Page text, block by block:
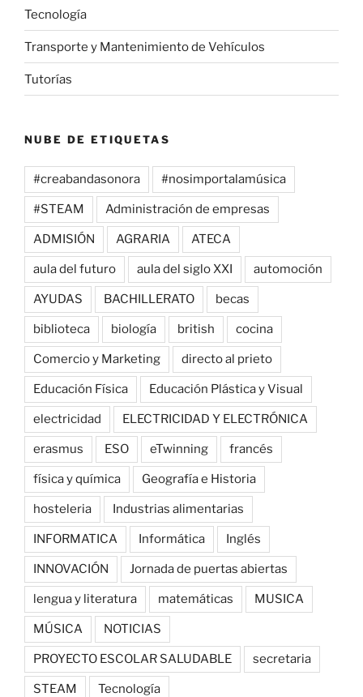
Tecnología
Transporte y Mantenimiento de Vehículos
Tutorías
NUBE DE ETIQUETAS
#creabandasonora #nosimportalamúsica
#STEAM Administración de empresas
ADMISIÓN AGRARIA ATECA
aula del futuro aula del siglo XXI automoción
AYUDAS BACHILLERATO becas
biblioteca biología british cocina
Comercio y Marketing directo al prieto
Educación Física Educación Plástica y Visual
electricidad ELECTRICIDAD Y ELECTRÓNICA
erasmus ESO eTwinning francés
física y química Geografía e Historia
hosteleria Industrias alimentarias
INFORMATICA Informática Inglés
INNOVACIÓN Jornada de puertas abiertas
lengua y literatura matemáticas MUSICA
MÚSICA NOTICIAS
PROYECTO ESCOLAR SALUDABLE secretaria
STEAM Tecnología